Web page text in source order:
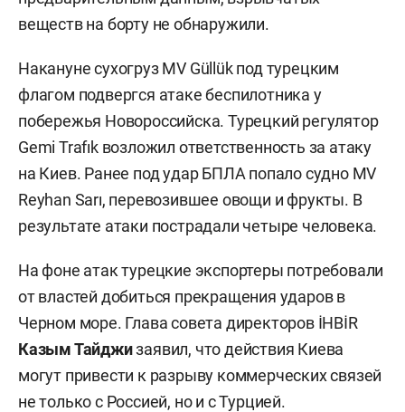
веществ на борту не обнаружили.
Накануне сухогруз MV Güllük под турецким
флагом подвергся атаке беспилотника у
побережья Новороссийска. Турецкий регулятор
Gemi Trafık возложил ответственность за атаку
на Киев. Ранее под удар БПЛА попало судно MV
Reyhan Sarı, перевозившее овощи и фрукты. В
результате атаки пострадали четыре человека.
На фоне атак турецкие экспортеры потребовали
от властей добиться прекращения ударов в
Черном море. Глава совета директоров İHBİR
Казым Тайджизаявил, что действия Киева
могут привести к разрыву коммерческих связей
не только с Россией, но и с Турцией.